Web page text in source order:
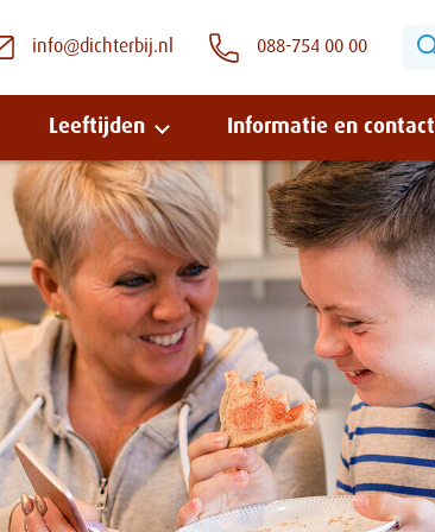
info@dichterbij.nl 088-754 00 00
Leeftijden Informatie en contact
Snel naar:
Wonen bij Dichterbij
Zinvolle dagbesteding
Vrije dagbestedingsplekken